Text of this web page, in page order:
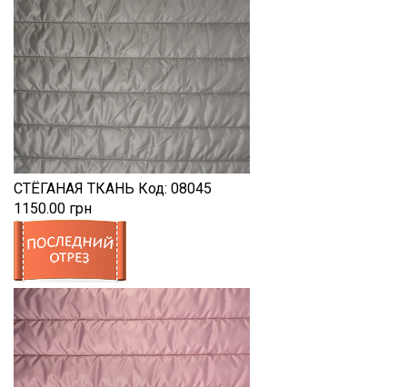
СТЁГАНАЯ ТКАНЬ Код: 08045
1150.00 грн